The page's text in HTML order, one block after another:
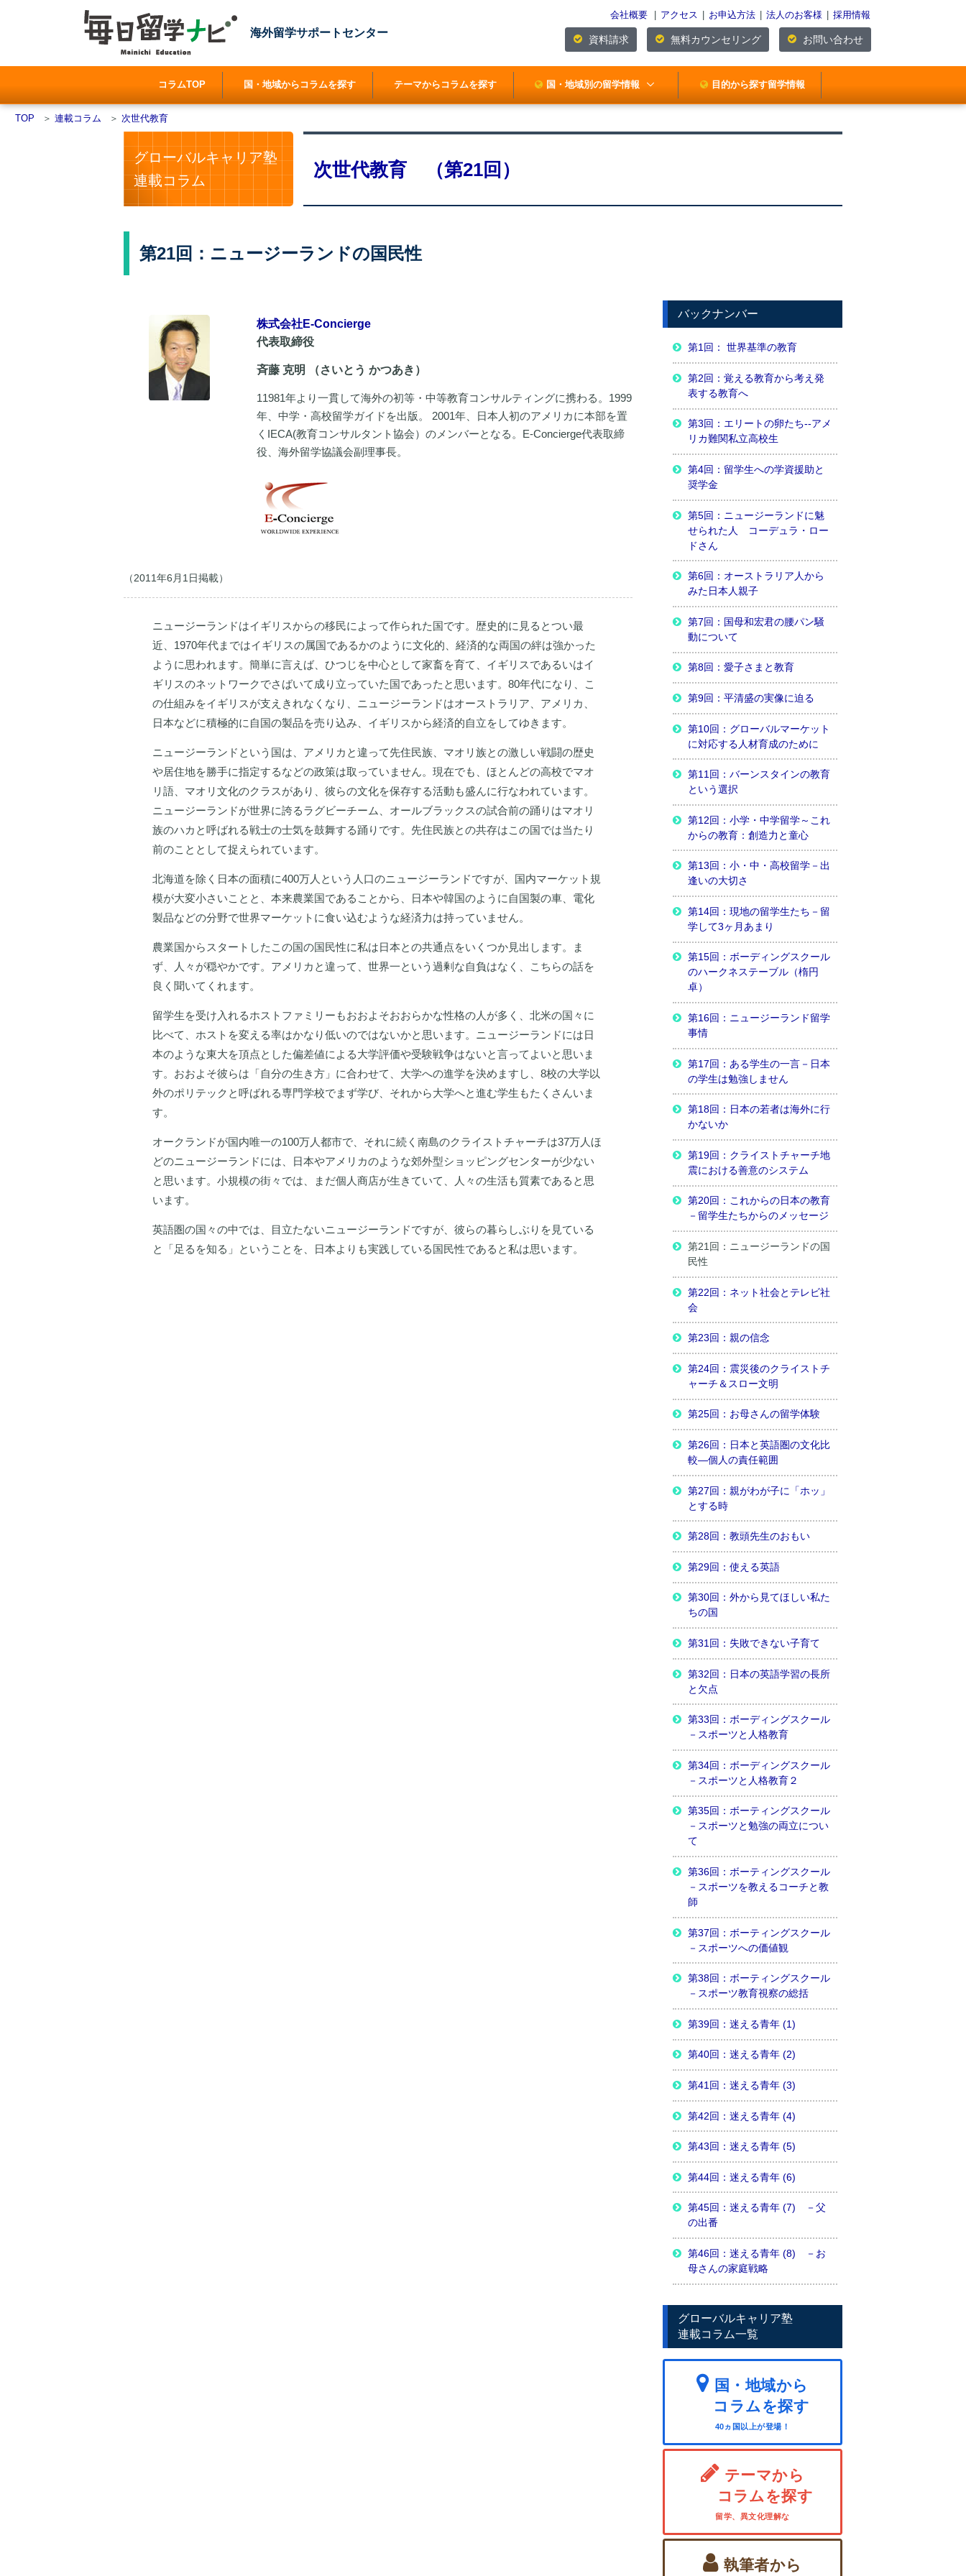
海外留学サポートセンター
会社概要 アクセス お申込方法 法人のお客様 採用情報
資料請求 無料カウンセリング お問い合わせ
コラムTOP 国・地域からコラムを探す テーマからコラムを探す 国・地域別の留学情報 目的から探す留学情報
TOP ＞ 連載コラム ＞ 次世代教育
グローバルキャリア塾
連載コラム
次世代教育 （第21回）
第21回：ニュージーランドの国民性
株式会社E-Concierge
代表取締役
斉藤 克明 （さいとう かつあき）
11981年より一貫して海外の初等・中等教育コンサルティングに携わる。1999
年、中学・高校留学ガイドを出版。 2001年、日本人初のアメリカに本部を置
くIECA(教育コンサルタント協会）のメンバーとなる。E-Concierge代表取締
役、海外留学協議会副理事長。
（2011年6月1日掲載）
ニュージーランドはイギリスからの移民によって作られた国です。歴史的に見るとつい最
近、1970年代まではイギリスの属国であるかのように文化的、経済的な両国の絆は強かった
ように思われます。簡単に言えば、ひつじを中心として家畜を育て、イギリスであるいはイ
ギリスのネットワークでさばいて成り立っていた国であったと思います。80年代になり、こ
の仕組みをイギリスが支えきれなくなり、ニュージーランドはオーストラリア、アメリカ、
日本などに積極的に自国の製品を売り込み、イギリスから経済的自立をしてゆきます。
ニュージーランドという国は、アメリカと違って先住民族、マオリ族との激しい戦闘の歴史
や居住地を勝手に指定するなどの政策は取っていません。現在でも、ほとんどの高校でマオ
リ語、マオリ文化のクラスがあり、彼らの文化を保存する活動も盛んに行なわれています。
ニュージーランドが世界に誇るラグビーチーム、オールブラックスの試合前の踊りはマオリ
族のハカと呼ばれる戦士の士気を鼓舞する踊りです。先住民族との共存はこの国では当たり
前のこととして捉えられています。
北海道を除く日本の面積に400万人という人口のニュージーランドですが、国内マーケット規
模が大変小さいことと、本来農業国であることから、日本や韓国のように自国製の車、電化
製品などの分野で世界マーケットに食い込むような経済力は持っていません。
農業国からスタートしたこの国の国民性に私は日本との共通点をいくつか見出します。ま
ず、人々が穏やかです。アメリカと違って、世界一という過剰な自負はなく、こちらの話を
良く聞いてくれます。
留学生を受け入れるホストファミリーもおおよそおおらかな性格の人が多く、北米の国々に
比べて、ホストを変える率はかなり低いのではないかと思います。ニュージーランドには日
本のような東大を頂点とした偏差値による大学評価や受験戦争はないと言ってよいと思いま
す。おおよそ彼らは「自分の生き方」に合わせて、大学への進学を決めますし、8校の大学以
外のポリテックと呼ばれる専門学校でまず学び、それから大学へと進む学生もたくさんいま
す。
オークランドが国内唯一の100万人都市で、それに続く南島のクライストチャーチは37万人ほ
どのニュージーランドには、日本やアメリカのような郊外型ショッピングセンターが少ない
と思います。小規模の街々では、まだ個人商店が生きていて、人々の生活も質素であると思
います。
英語圏の国々の中では、目立たないニュージーランドですが、彼らの暮らしぶりを見ている
と「足るを知る」ということを、日本よりも実践している国民性であると私は思います。
バックナンバー
第1回： 世界基準の教育
第2回：覚える教育から考え発
表する教育へ
第3回：エリートの卵たち--アメ
リカ難関私立高校生
第4回：留学生への学資援助と
奨学金
第5回：ニュージーランドに魅
せられた人 コーデュラ・ロー
ドさん
第6回：オーストラリア人から
みた日本人親子
第7回：国母和宏君の腰パン騒
動について
第8回：愛子さまと教育
第9回：平清盛の実像に迫る
第10回：グローバルマーケット
に対応する人材育成のために
第11回：バーンスタインの教育
という選択
第12回：小学・中学留学～これ
からの教育：創造力と童心
第13回：小・中・高校留学－出
逢いの大切さ
第14回：現地の留学生たち－留
学して3ヶ月あまり
第15回：ボーディングスクール
のハークネステーブル（楕円
卓）
第16回：ニュージーランド留学
事情
第17回：ある学生の一言－日本
の学生は勉強しません
第18回：日本の若者は海外に行
かないか
第19回：クライストチャーチ地
震における善意のシステム
第20回：これからの日本の教育
－留学生たちからのメッセージ
第21回：ニュージーランドの国
民性
第22回：ネット社会とテレビ社
会
第23回：親の信念
第24回：震災後のクライストチ
ャーチ＆スロー文明
第25回：お母さんの留学体験
第26回：日本と英語圏の文化比
較―個人の責任範囲
第27回：親がわが子に「ホッ」
とする時
第28回：教頭先生のおもい
第29回：使える英語
第30回：外から見てほしい私た
ちの国
第31回：失敗できない子育て
第32回：日本の英語学習の長所
と欠点
第33回：ボーディングスクール
－スポーツと人格教育
第34回：ボーディングスクール
－スポーツと人格教育２
第35回：ボーティングスクール
－スポーツと勉強の両立につい
て
第36回：ボーティングスクール
－スポーツを教えるコーチと教
師
第37回：ボーティングスクール
－スポーツへの価値観
第38回：ボーティングスクール
－スポーツ教育視察の総括
第39回：迷える青年 (1)
第40回：迷える青年 (2)
第41回：迷える青年 (3)
第42回：迷える青年 (4)
第43回：迷える青年 (5)
第44回：迷える青年 (6)
第45回：迷える青年 (7) －父
の出番
第46回：迷える青年 (8) －お
母さんの家庭戦略
グローバルキャリア塾
連載コラム一覧
国・地域から
コラムを探す
40ヵ国以上が登場！
テーマから
コラムを探す
留学、異文化理解な
執筆者から